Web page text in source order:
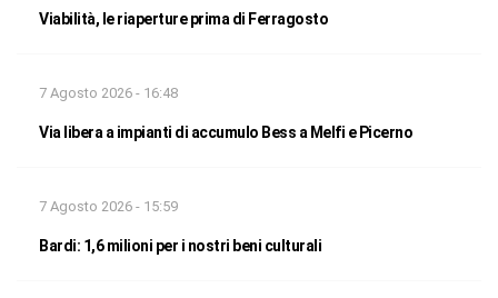
Viabilità, le riaperture prima di Ferragosto
7 Agosto 2026 - 16:48
Via libera a impianti di accumulo Bess a Melfi e Picerno
7 Agosto 2026 - 15:59
Bardi: 1,6 milioni per i nostri beni culturali